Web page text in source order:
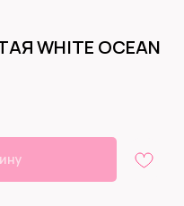
WHITE OCEAN